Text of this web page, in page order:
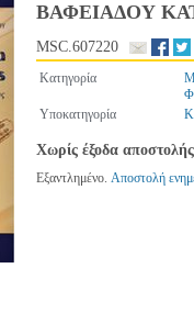
ΒΑΦΕΙΑΔΟΥ
MSC.607220
Κατηγορία
Υποκατηγορία
Χωρίς έξοδα
Εξαντλημένο. Αποστολή